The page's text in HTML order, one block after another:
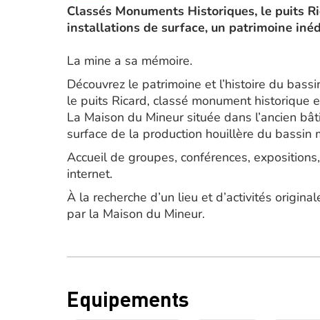
Classés Monuments Historiques, le puits
installations de surface, un patrimoine
La mine a sa mémoire.
Découvrez le patrimoine et l’histoire du
le puits Ricard, classé monument historique
La Maison du Mineur située dans l’ancien
surface de la production houillère du bassin
Accueil de groupes, conférences,
internet.
À la recherche d’un lieu et d’activités
par la Maison du Mineur.
Equipements